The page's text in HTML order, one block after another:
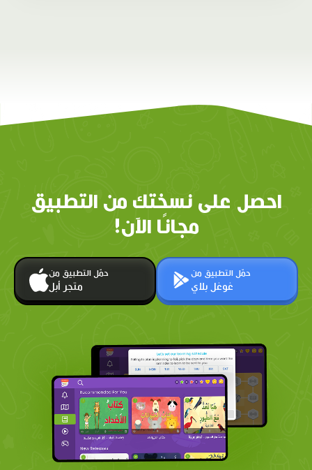
احصل على نسختك من التطبيق
مجانًا الآن!
حمّل التطبيق من
متجر أبل
حمّل التطبيق من
غوغل بلاي